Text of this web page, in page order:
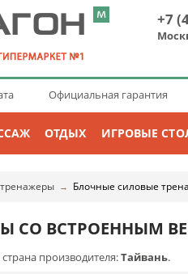
+7
Официальная гарантия
ОТДЫХ ИГРОВЫЕ
→ Блочные силовые
СО ВСТРОЕННЫМ
производителя:Тайвань.